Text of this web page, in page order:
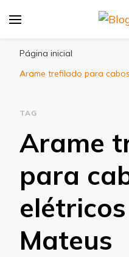
Página inicial
Arame trefilado para
TAG
Arame
para
Mateus